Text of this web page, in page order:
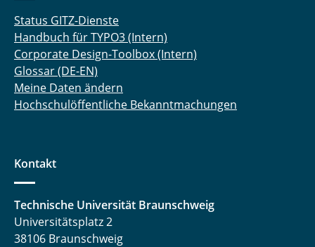
Status GITZ-Dienste
Handbuch für TYPO3 (Intern)
Corporate Design-Toolbox (Intern)
Glossar (DE-EN)
Meine Daten ändern
Hochschulöffentliche Bekanntmachungen
Kontakt
Technische Universität Braunschweig
Universitätsplatz 2
38106 Braunschweig